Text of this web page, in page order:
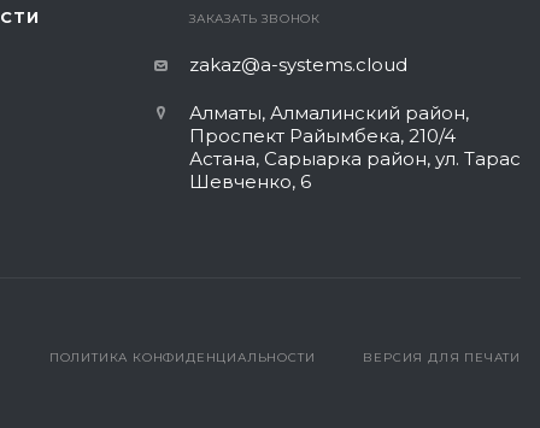
ЗАКАЗАТЬ ЗВОНОК
zakaz@a-systems.cloud
Алматы, ​Алмалинский район,
Проспект Райымбека, 210/4
Астана, Сарыарка район, ул. Тарас
Шевченко, 6​
ВЕРСИЯ ДЛЯ ПЕЧАТИ
ПОЛИТИКА КОНФИДЕНЦИАЛЬНОСТИ